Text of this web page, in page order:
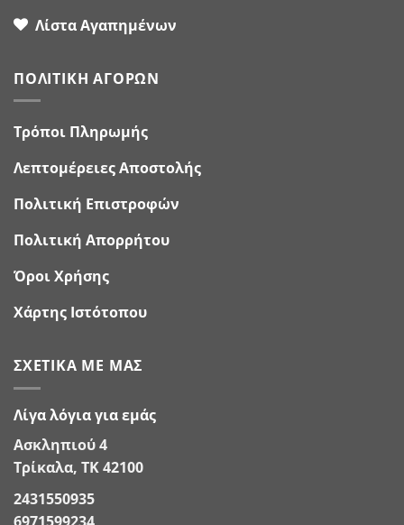
Λίστα Αγαπημένων
ΠΟΛΙΤΙΚΉ ΑΓΟΡΏΝ
Τρόποι Πληρωμής
Λεπτομέρειες Αποστολής
Πολιτική Επιστροφών
Πολιτική Απορρήτου
Όροι Χρήσης
Χάρτης Ιστότοπου
ΣΧΕΤΙΚΆ ΜΕ ΜΑΣ
Λίγα λόγια για εμάς
Ασκληπιού 4
Τρίκαλα, ΤΚ 42100
2431550935